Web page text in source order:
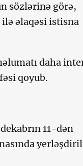
sözlərinə görə,
əlaqəsi istisna
daha
qoyub.
11-dən